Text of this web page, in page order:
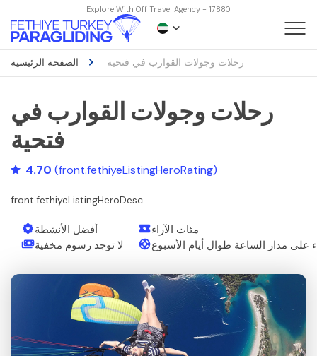
Explore With Off Travel Agency - 17880
الصفحة الرئيسية رحلات وجولات القوارب في فتحية
رحلات وجولات القوارب في
فتحية
4.70 (front.fethiyeListingHeroRating)
front.fethiyeListingHeroDesc
أفضل الأنشطة
مئات الآراء
لا توجد رسوم مخفية
على مدار الساعة طوال أيام الأسبوع